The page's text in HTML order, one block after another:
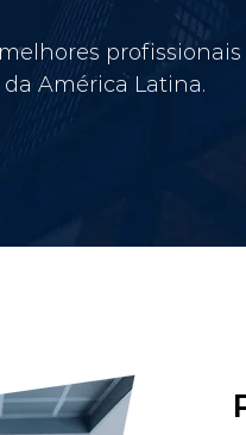
profissionais
América Latina.